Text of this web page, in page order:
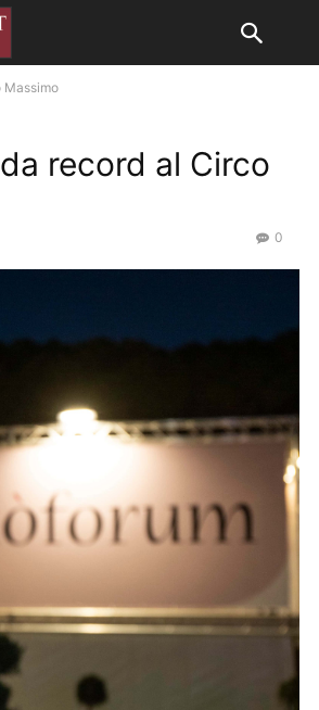
Massimo
record al Circo
0